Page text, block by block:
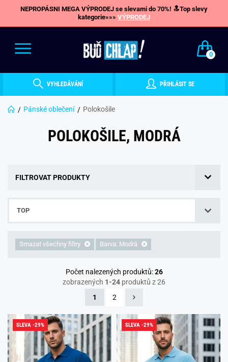
NEPROPÁSNI MEGA VÝPRODEJ se slevami do 70%! 🔝Top slevy
kategorie»»» VÝPRODEJ
0
VYHLEDÁVÁNÍ PŘIHLÁSIT SE
Pánské oblečení Polokošile
POLOKOŠILE, MODRÁ
FILTROVAT PRODUKTY
TOP
Smazat všechny filtry Barva: Modrá
Počet nalezených produktů:26
zobrazených 1-24produktů z 26
1
2
SLEVA -29% SLEVA -29%